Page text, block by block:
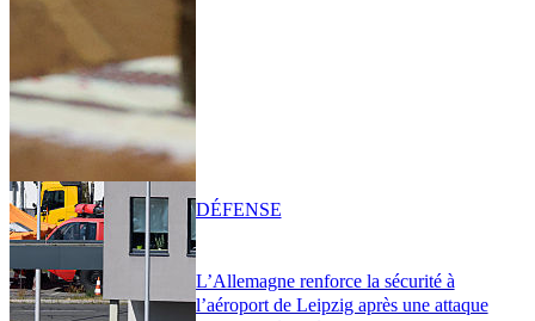
L’Allemagne renforce la sécurité à
l’aéroport de Leipzig après une attaque
DÉFENSE